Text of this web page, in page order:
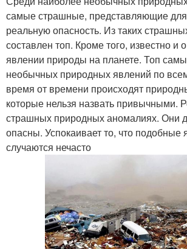
самые страшные, представляющие для
реальную опасность. Из таких
составлен топ. Кроме того, известно
явлении природы на планете. Топ
необычных природных явлений по
время от времени происходят
которые нельзя назвать привычными.
страшных природных аномалиях. Они
опасны. Успокаивает то, что подобные
случаются нечасто